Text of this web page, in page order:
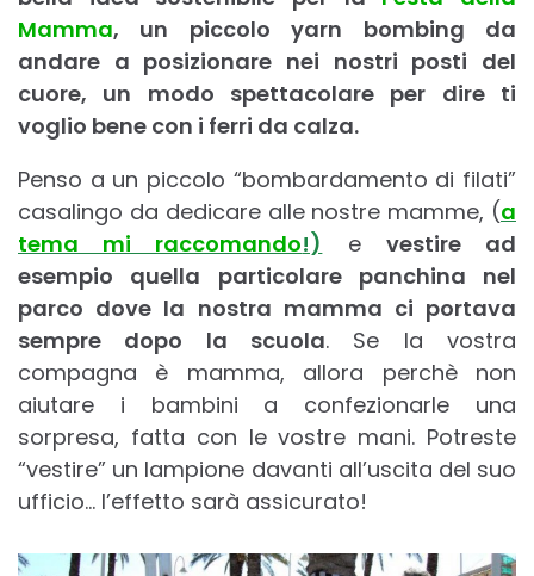
Mamma, un piccolo yarn bombing da
andare a posizionare nei nostri posti del
cuore, un modo spettacolare per dire ti
voglio bene con i ferri da calza.
Penso a un piccolo “bombardamento di filati”
casalingo da dedicare alle nostre mamme, (a
tema mi raccomando!) e vestire ad
esempio quella particolare panchina nel
parco dove la nostra mamma ci portava
sempre dopo la scuola. Se la vostra
compagna è mamma, allora perchè non
aiutare i bambini a confezionarle una
sorpresa, fatta con le vostre mani. Potreste
“vestire” un lampione davanti all’uscita del suo
ufficio… l’effetto sarà assicurato!